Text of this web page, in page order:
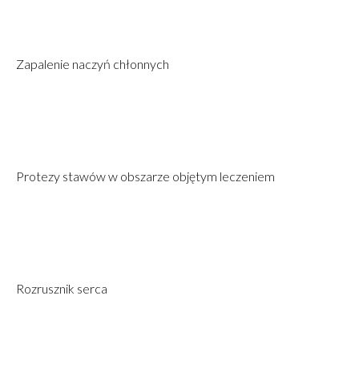
Zapalenie naczyń chłonnych
Protezy stawów w obszarze objętym leczeniem
Rozrusznik serca